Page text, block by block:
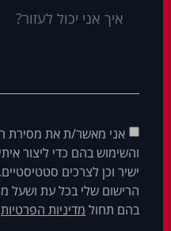
אני מאשר/ת את מסירת
והשימוש בהם כדי ליצור
ישיר וכן לצרכים
הרישום שלי בכל עת ושעל
בהם תחול מדיניות הפרטיות